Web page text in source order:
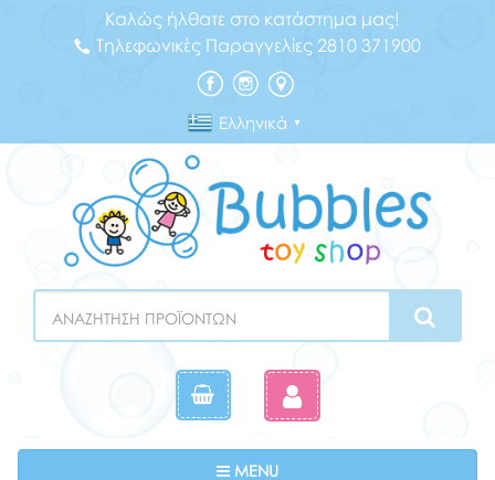
Καλώς ήλθατε στο κατάστημα μας!
Τηλεφωνικές Παραγγελίες 2810 371900
Ελληνικά ▼
MENUToggle navigation